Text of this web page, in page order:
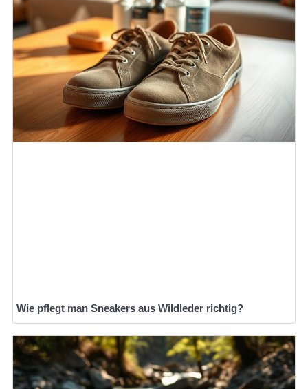
Wie pflegt man Sneakers aus Wildleder richtig?